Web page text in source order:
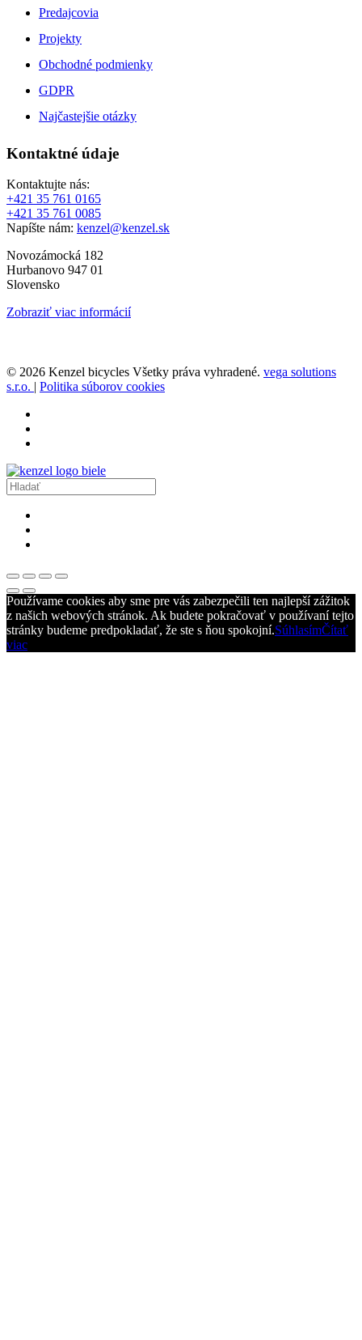
Predajcovia
Projekty
Obchodné podmienky
GDPR
Najčastejšie otázky
Kontaktné údaje
Kontaktujte nás:
+421 35 761 0165
+421 35 761 0085
Napíšte nám: kenzel@kenzel.sk
Novozámocká 182
Hurbanovo 947 01
Slovensko
Zobraziť viac informácií
© 2026 Kenzel bicycles Všetky práva vyhradené. vega solutions
s.r.o. | Politika súborov cookies
Používame cookies aby sme pre vás zabezpečili ten najlepší zážitok
z našich webových stránok. Ak budete pokračovať v používaní tejto
stránky budeme predpokladať, že ste s ňou spokojní.SúhlasímČítať
viac